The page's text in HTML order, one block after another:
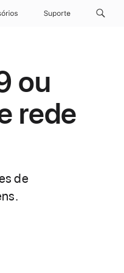
Suporte
ou
rede
de